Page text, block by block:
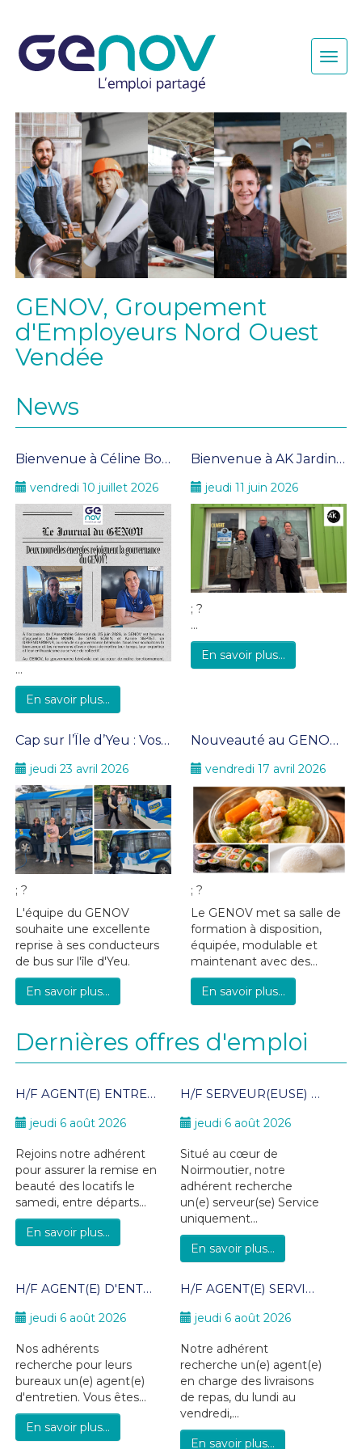
GENOV, Groupement
d'Employeurs Nord Ouest
Vendée
News
Bienvenue à Céline Bobin et Karine Septet
vendredi 10 juillet 2026
...
En savoir plus...
Bienvenue à AK Jardin au sein du GENOV !
jeudi 11 juin 2026
; ?
...
En savoir plus...
Cap sur l’Île d’Yeu : Vos conductrices sont prêtes pour la saison 2026 !
jeudi 23 avril 2026
; ?
L'équipe du GENOV
souhaite une excellente
reprise à ses conducteurs
de bus sur l'île d'Yeu.
En savoir plus...
Nouveauté au GENOV : repas maison pour vos formations
vendredi 17 avril 2026
; ?
Le GENOV met sa salle de
formation à disposition,
équipée, modulable et
maintenant avec des...
En savoir plus...
Dernières offres d'emploi
H/F AGENT(E) ENTRETIEN - CDD SAISONNIER jusqu'au 30/09/26 - Noirmoutier en l'île
jeudi 6 août 2026
Rejoins notre adhérent
pour assurer la remise en
beauté des locatifs le
samedi, entre départs...
En savoir plus...
H/F SERVEUR(EUSE) - CDD saisonnier jusqu'au 31/08/26 - Noirmoutier en l'île
jeudi 6 août 2026
Situé au cœur de
Noirmoutier, notre
adhérent recherche
un(e) serveur(se) Service
uniquement...
En savoir plus...
H/F AGENT(E) D'ENTRETIEN - CDD 6 mois minimum - Noirmoutier en l'île / L'Herbaudière
jeudi 6 août 2026
Nos adhérents
recherche pour leurs
bureaux un(e) agent(e)
d'entretien. Vous êtes...
En savoir plus...
H/F AGENT(E) SERVICE PORTAGE DE REPAS - CDD à partir du 24/08/26 - CHALLANS
jeudi 6 août 2026
Notre adhérent
recherche un(e) agent(e)
en charge des livraisons
de repas, du lundi au
vendredi,...
En savoir plus...